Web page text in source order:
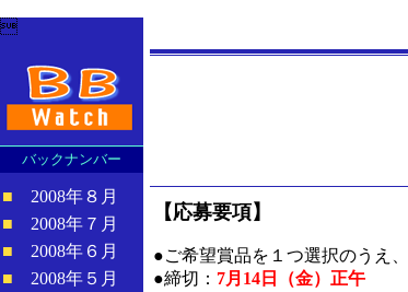

バックナンバー
■ 2008年８月
■ 2008年７月
■ 2008年６月
■ 2008年５月
【応募要項】
●ご希望賞品を１つ選択のうえ
●締切： 7月14日（金）正午